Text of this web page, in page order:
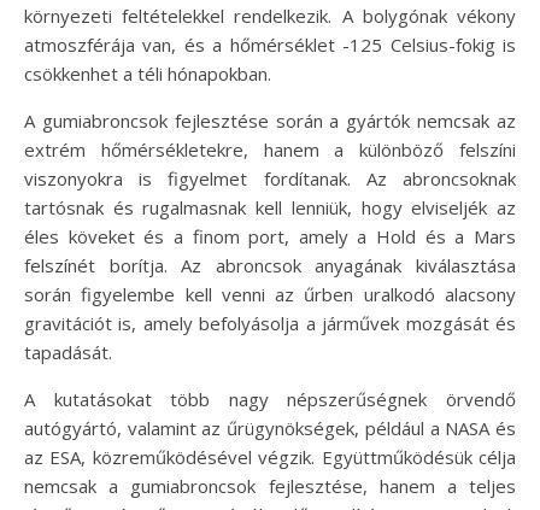
környezeti feltételekkel rendelkezik. A bolygónak vékony
atmoszférája van, és a hőmérséklet -125 Celsius-fokig is
csökkenhet a téli hónapokban.
A gumiabroncsok fejlesztése során a gyártók nemcsak az
extrém hőmérsékletekre, hanem a különböző felszíni
viszonyokra is figyelmet fordítanak. Az abroncsoknak
tartósnak és rugalmasnak kell lenniük, hogy elviseljék az
éles köveket és a finom port, amely a Hold és a Mars
felszínét borítja. Az abroncsok anyagának kiválasztása
során figyelembe kell venni az űrben uralkodó alacsony
gravitációt is, amely befolyásolja a járművek mozgását és
tapadását.
A kutatásokat több nagy népszerűségnek örvendő
autógyártó, valamint az űrügynökségek, például a NASA és
az ESA, közreműködésével végzik. Együttműködésük célja
nemcsak a gumiabroncsok fejlesztése, hanem a teljes